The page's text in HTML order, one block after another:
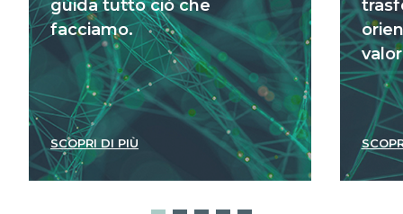
guida tutto ciò che
facciamo.
SCOPRI DI PIÙ